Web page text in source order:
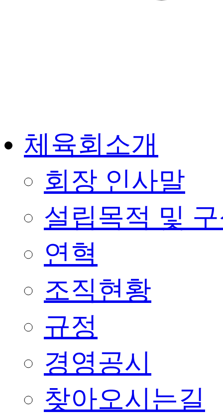
체육회소개
회장 인사말
설립목적 및
연혁
조직현황
규정
경영공시
찾아오시는길